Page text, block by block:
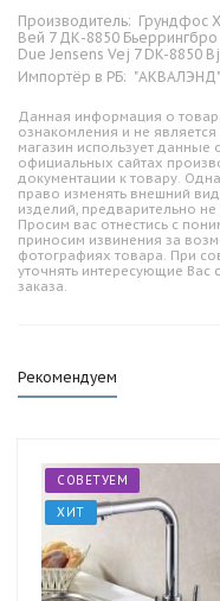
Производитель: Грундфос
Вей 7 ДК-8850 Бьеррингбро
Due Jensens Vej 7 DK-8850
Импортёр в РБ: "АКВАЛЭНД"
Данная информация о
ознакомления и не
магазин использует данные
официальных сайтах
документации к товару.
право изменять внешний
изделий, предварительно
Просим вас отнестись с
приносим извинения за
фотографиях товара. При
уточнять интересующие
заказа.
Рекомендуем
СОВЕТУЕМ
ХИТ